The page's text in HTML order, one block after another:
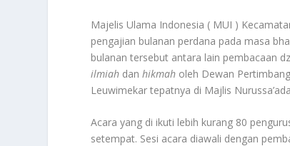
Majelis Ulama Indonesia ( MUI )
pengajian bulanan perdana pada masa
bulanan tersebut antara lain pembacaan
ilmiah danhikmah oleh Dewan
Leuwimekar tepatnya di Majlis
Acara yang di ikuti lebih kurang 80
setempat. Sesi acara diawali dengan